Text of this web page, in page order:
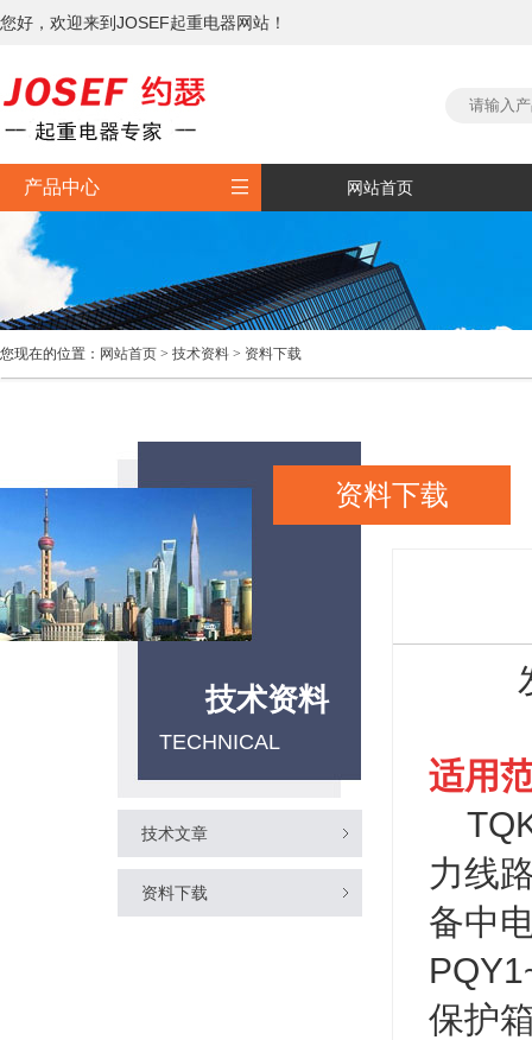
您好，欢迎来到JOSEF起重电器网站！
产品中心  网站首页
您现在的位置： 网站首页 > 技术资料 > 资料下载
技术资料
TECHNICAL
技术文章
资料下载
资料下载
适用
力线
备中
保护